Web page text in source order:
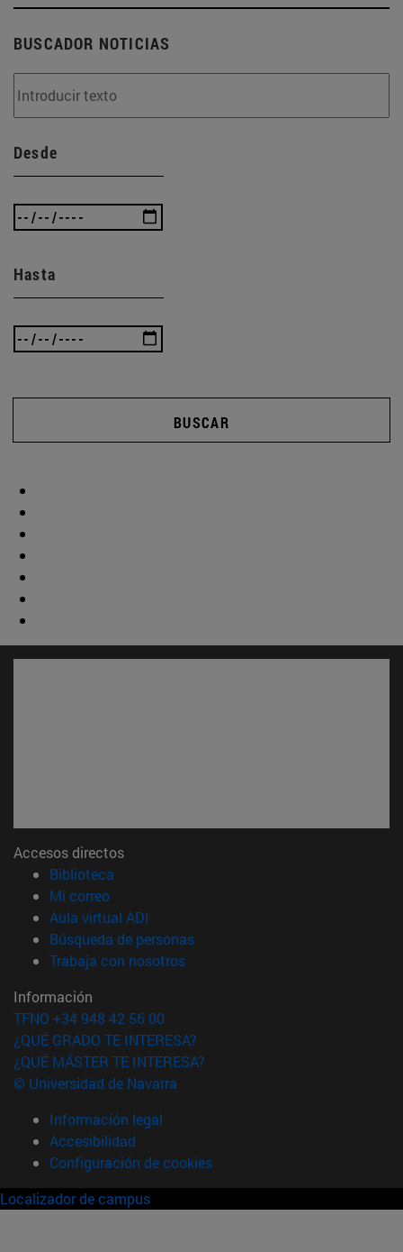
BUSCADOR NOTICIAS
Desde
Hasta
BUSCAR
Accesos directos
Biblioteca
Mi correo(abre en nueva ventana)
Aula virtual ADI
Búsqueda de personas(abre en nueva ventana)
Trabaja con nosotros(abre en nueva ventana)
Información
TFNO +34 948 42 56 00
¿QUÉ GRADO TE INTERESA?
¿QUÉ MÁSTER TE INTERESA?
© Universidad de Navarra
Información legal
Accesibilidad
Configuración de cookies
Localizador de campus